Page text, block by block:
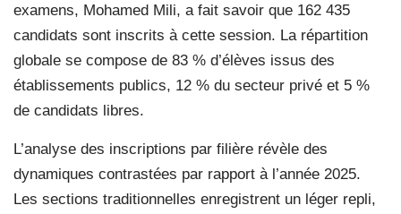
examens, Mohamed Mili, a fait savoir que 162 435
candidats sont inscrits à cette session. La répartition
globale se compose de 83 % d’élèves issus des
établissements publics, 12 % du secteur privé et 5 %
de candidats libres.
L’analyse des inscriptions par filière révèle des
dynamiques contrastées par rapport à l’année 2025.
Les sections traditionnelles enregistrent un léger repli,